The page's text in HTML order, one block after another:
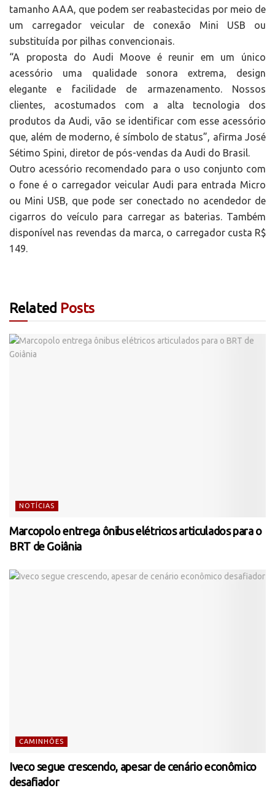
tamanho AAA, que podem ser reabastecidas por meio de
um carregador veicular de conexão Mini USB ou
substituída por pilhas convencionais.
“A proposta do Audi Moove é reunir em um único
acessório uma qualidade sonora extrema, design
elegante e facilidade de armazenamento. Nossos
clientes, acostumados com a alta tecnologia dos
produtos da Audi, vão se identificar com esse acessório
que, além de moderno, é símbolo de status”, afirma José
Sétimo Spini, diretor de pós-vendas da Audi do Brasil.
Outro acessório recomendado para o uso conjunto com
o fone é o carregador veicular Audi para entrada Micro
ou Mini USB, que pode ser conectado no acendedor de
cigarros do veículo para carregar as baterias. Também
disponível nas revendas da marca, o carregador custa R$
149.
Related Posts
NOTÍCIAS
Marcopolo entrega ônibus elétricos articulados para o
BRT de Goiânia
CAMINHÕES
Iveco segue crescendo, apesar de cenário econômico
desafiador